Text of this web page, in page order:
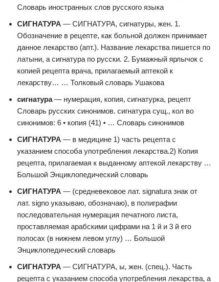
Словарь иностранных слов русского языка
СИГНАТУРА — СИГНАТУРА, сигнатуры, жен. 1.
Обозначение в рецепте, как больной должен принимает
данное лекарство (апт.). Название лекарства пишется по
латыни, а сигнатура по русски. 2. Бумажный ярлычок с
копией рецепта врача, прилагаемый аптекой к
лекарству… … Толковый словарь Ушакова
сигнатура— нумерация, копия, сигнатурка, рецепт
Словарь русских синонимов. сигнатура сущ., кол во
синонимов: 6 • копия (41) • … Словарь синонимов
СИГНАТУРА — в медицине 1) часть рецепта с
указанием способа употребления лекарства.2) Копия
рецепта, прилагаемая к выданному аптекой лекарству …
Большой Энциклопедический словарь
СИГНАТУРА — (средневековое лат. signatura знак от
лат. signo указываю, обозначаю), в полиграфии
последовательная нумерация печатного листа,
проставляемая арабскими цифрами на 1 й и 3 й его
полосах (в нижнем левом углу) … Большой
Энциклопедический словарь
СИГНАТУРА — СИГНАТУРА, ы, жен. (спец.). Часть
рецепта с указанием способа употребления лекарства, а